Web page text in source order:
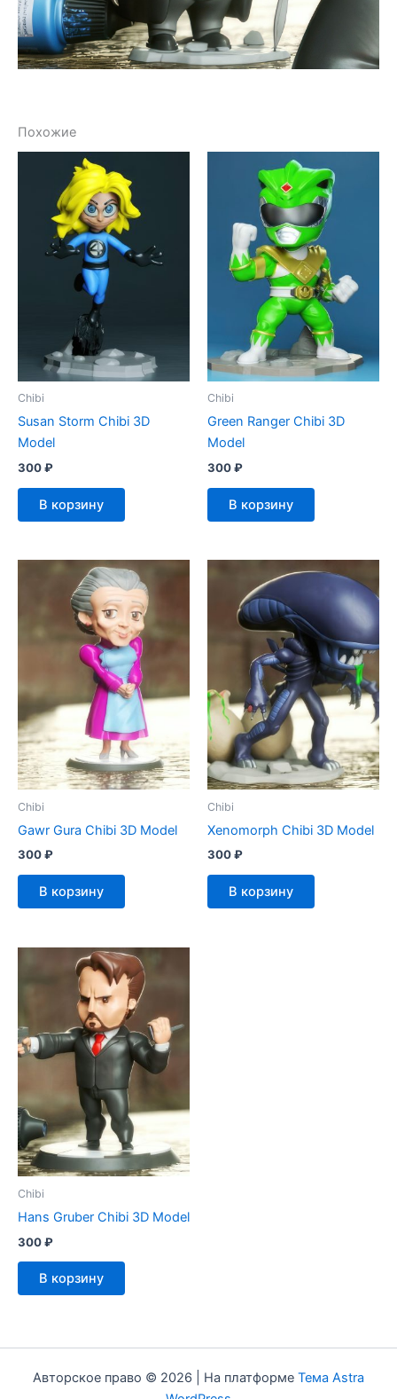
Похожие
Chibi
Susan Storm Chibi 3D
Model
300₽
В корзину
Chibi
Green Ranger Chibi 3D
Model
300₽
В корзину
Chibi
Gawr Gura Chibi 3D Model
300₽
В корзину
Chibi
Xenomorph Chibi 3D Model
300₽
В корзину
Chibi
Hans Gruber Chibi 3D Model
300₽
В корзину
Авторское право © 2026 | На платформе Тема Astra